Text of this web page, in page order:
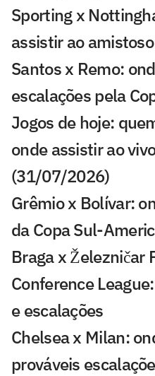
Sporting x
assistir ao
Santos x Remo:
escalações pela
Jogos de hoje:
onde assistir ao
(31/07/2026)
Grêmio x Bolívar:
da Copa Sul-
Braga x Železničar
Conference
e escalações
Chelsea x Milan:
prováveis